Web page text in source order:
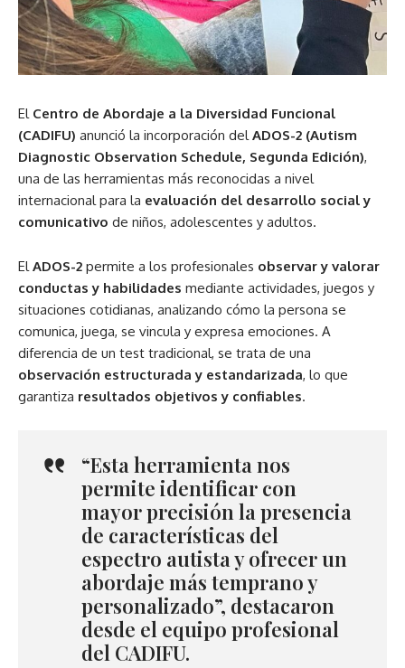
El Centro de Abordaje a la Diversidad Funcional
(CADIFU) anunció la incorporación delADOS-2 (Autism
Diagnostic Observation Schedule, Segunda Edición),
una de las herramientas más reconocidas a nivel
internacional para la evaluación del desarrollo social y
comunicativo de niños, adolescentes y adultos.
ElADOS-2 permite a los profesionales observar y valorar
conductas y habilidades mediante actividades, juegos y
situaciones cotidianas, analizando cómo la persona se
comunica, juega, se vincula y expresa emociones. A
diferencia de un test tradicional, se trata de una
observación estructurada y estandarizada, lo que
garantiza resultados objetivos y confiables.
“Esta herramienta nos
permite identificar con
mayor precisión la presencia
de características del
espectro autista y ofrecer un
abordaje más temprano y
personalizado”, destacaron
desde el equipo profesional
del CADIFU.